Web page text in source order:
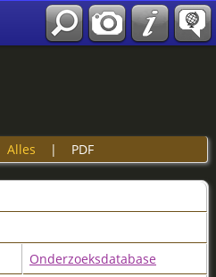
Alles | PDF
Onderzoeksdatabase